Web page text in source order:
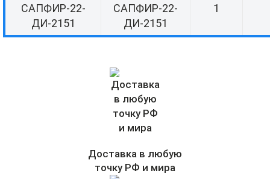
САПФИР-22-
ДИ-2151
САПФИР-22-
ДИ-2151
1
Доставка в любую
точку РФ и мира